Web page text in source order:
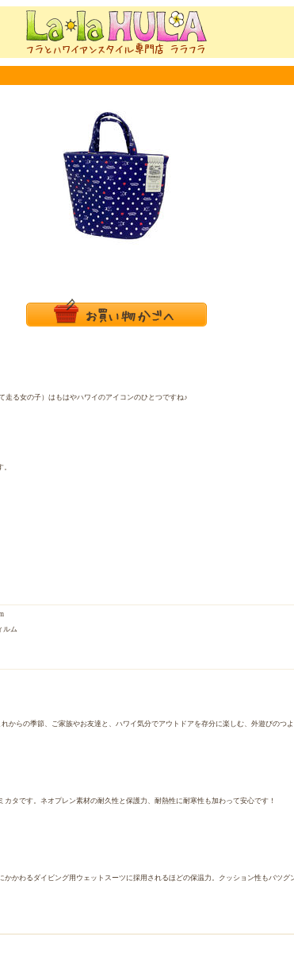
走る女の子）はもはやハワイのアイコンのひとつですね♪
ルム
らの季節、ご家族やお友達と、ハワイ気分でアウトドアを存分に楽しむ、外遊びのつ
タです。ネオプレン素材の耐久性と保護力、耐熱性に耐寒性も加わって安心です！
かわるダイビング用ウェットスーツに採用されるほどの保温力。クッション性もバツグ